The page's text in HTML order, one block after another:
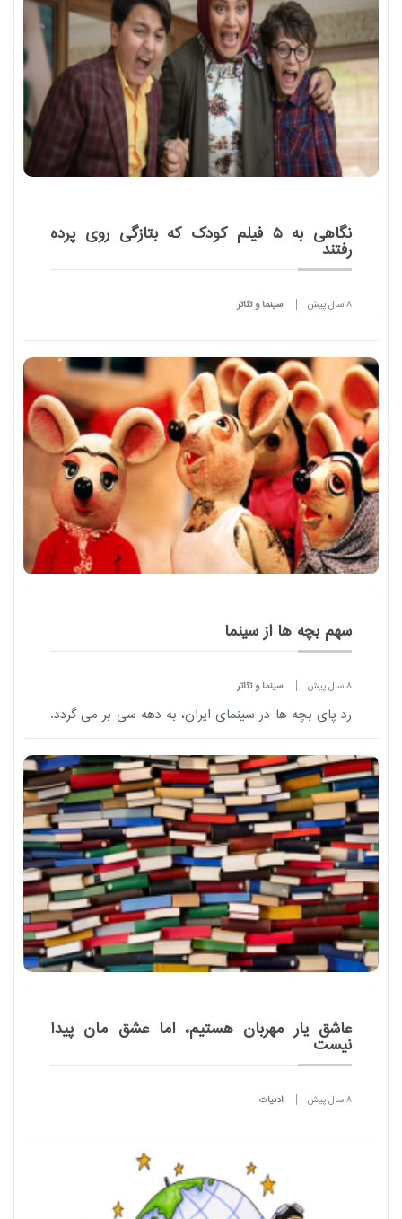
نگاهی به 5 فیلم کودک که بتازگی روی پرده
رفتند
8 سال پیش سینما و تئاتر
شکلاتی، حقه باز دم دراز، پینوکیو، عاموسردار و رییسعلی و
انیمشین راز سیاوش رنگ پرده دیدند و هنوز اکران برخی
ادا...
سهم بچه ها از سینما
8 سال پیش سینما و تئاتر
رد پای بچه ها در سینمای ایران، به دهه سی بر می گردد.
و نوجوانان نداشت. کم کم نگاه فیلمسازان به سمت بچه
ها چرخید و آثاری برای آن ها و یا در...
عاشق یار مهربان هستیم، اما عشق مان پیدا
نیست
8 سال پیش ادبیات
خواننده ای این سوال مطرح می شود که به راستی سرانه
مطالعه در کشوری هم چون ایران با فرهنگ غنی و تاریخ
چند هزار ساله، چقدر است؟